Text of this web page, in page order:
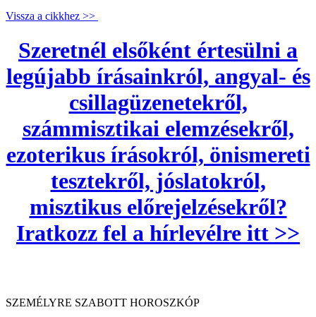
Vissza a cikkhez >>
Szeretnél elsőként értesülni a
legújabb írásainkról, angyal- és
csillagüzenetekről,
számmisztikai elemzésekről,
ezoterikus írásokról, önismereti
tesztekről, jóslatokról,
misztikus előrejelzésekről?
Iratkozz fel a hírlevélre itt >>
SZEMÉLYRE SZABOTT HOROSZKÓP